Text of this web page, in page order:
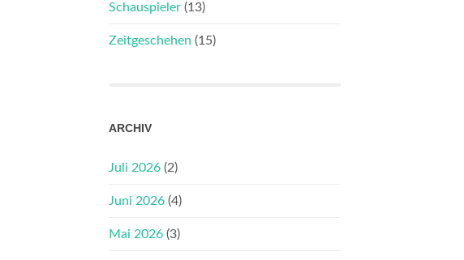
Schauspieler (13)
Zeitgeschehen (15)
ARCHIV
Juli 2026 (2)
Juni 2026 (4)
Mai 2026 (3)